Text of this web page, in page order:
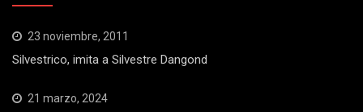
23 noviembre, 2011
Silvestrico, imita a Silvestre Dangond
21 marzo, 2024